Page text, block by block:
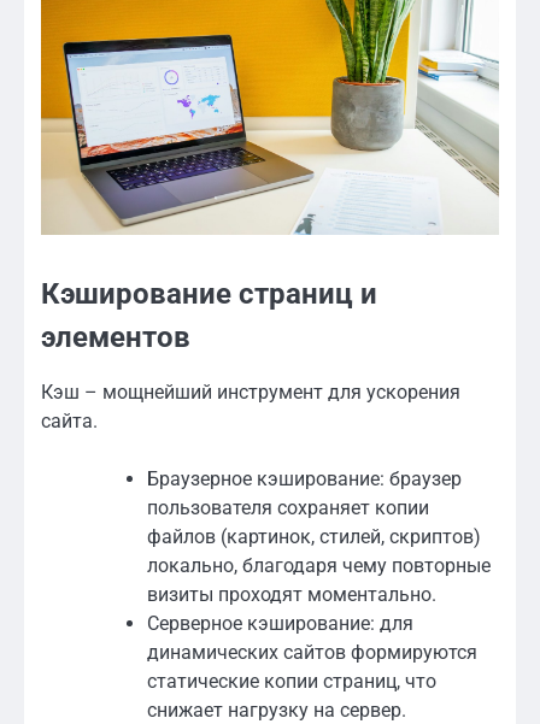
Кэширование страниц и
элементов
Кэш – мощнейший инструмент для ускорения
сайта.
Браузерное кэширование: браузер
пользователя сохраняет копии
файлов (картинок, стилей, скриптов)
локально, благодаря чему повторные
визиты проходят моментально.
Серверное кэширование: для
динамических сайтов формируются
статические копии страниц, что
снижает нагрузку на сервер.